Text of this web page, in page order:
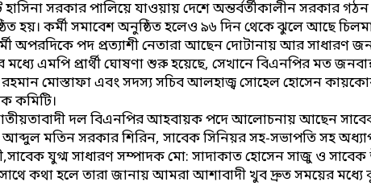
সরকার পালিয়ে যাওয়ায় দেশে অন্তর্বর্তীকালীন
হয়। কর্মী সমাবেশ অনুষ্ঠিত হলেও ৯৬ দিন থেকে ঝুলে আছে
অপরদিকে পদ প্রত্যাশী নেতারা আছেন দোটানায় আর সাধারণ
মধ্যে এমপি প্রার্থী ঘোষণা শুরু হয়েছে, সেখানে বিএনপির মত
মোস্তাফা এবং সদস্য সচিব আলহাজ্ব সোহেল হোসেন
কমিটি।
দল বিএনপির আহবায়ক পদে আলোচনায় আছেন
আব্দুল মতিন সরকার শিরিন, সাবেক সিনিয়র সহ-সভাপতি সহ
যুগ্ম সাধারণ সম্পাদক মো: সাদাকাত হোসেন সাজু ও
কথা হলে তারা জানায় আমরা আশাবাদী খুব দ্রুত সময়ের